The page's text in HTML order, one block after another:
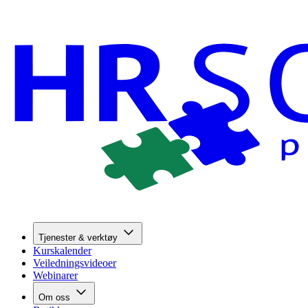
Tjenester & verktøy
Kurskalender
Veiledningsvideoer
Webinarer
Om oss